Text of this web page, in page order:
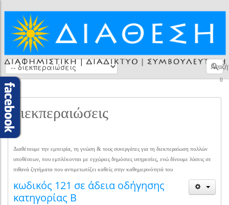
0
διεκπεραιώσεις
Διαθέτουμε την εμπειρία, τη γνώση & τους συνεργάτες για τη διεκπεραίωση πολλών
υποθέσεων, που εμπλέκονται με εγχώριες δημόσιες υπηρεσίες, ενώ δίνουμε λύσεις σε
πιθανά ζητήματα που αντιμετωπίζει καθείς στην καθημερινότητά του
κωδικός 121 σε άδεια οδήγησης
κατηγορίας Β